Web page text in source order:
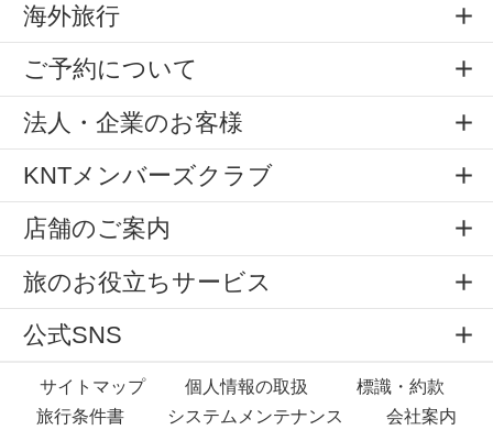
海外旅行
ご予約について
法人・企業のお客様
KNTメンバーズクラブ
店舗のご案内
旅のお役立ちサービス
公式SNS
サイトマップ 個人情報の取扱
標識・約款
旅行条件書
システムメンテナンス 会社案内